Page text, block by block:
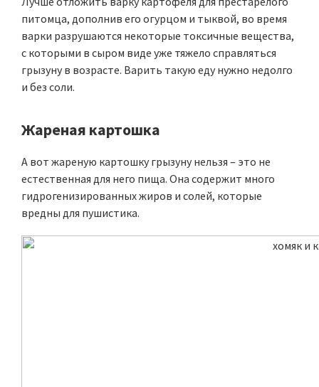
питомца, дополнив его огурцом и тыквой, во время
варки разрушаются некоторые токсичные вещества,
с которыми в сыром виде уже тяжело справляться
грызуну в возрасте. Варить такую еду нужно недолго
и без соли.
Жареная картошка
А вот жареную картошку грызуну нельзя – это не
естественная для него пища. Она содержит много
гидрогенизированных жиров и солей, которые
вредны для пушистика.